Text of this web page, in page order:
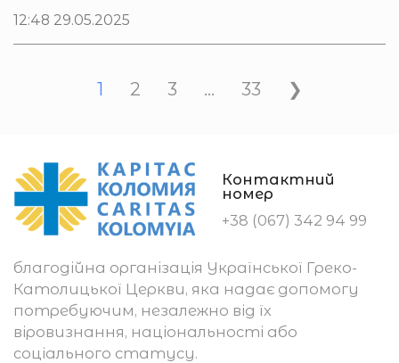
12:48 29.05.2025
1 2 3 … 33 ❯
Контактний
номер
+38 (067) 342 94 99
благодійна організація Української Греко-
Католицької Церкви, яка надає допомогу
потребуючим, незалежно від їх
віровизнання, національності або
соціального статусу.